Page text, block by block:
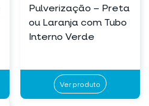
Pulverização – Preta
ou Laranja com Tubo
Interno Verde
Ver produto